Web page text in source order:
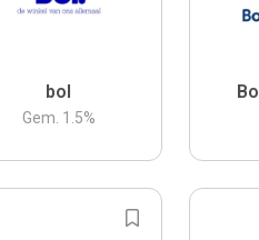
bol
Gem. 1.5%